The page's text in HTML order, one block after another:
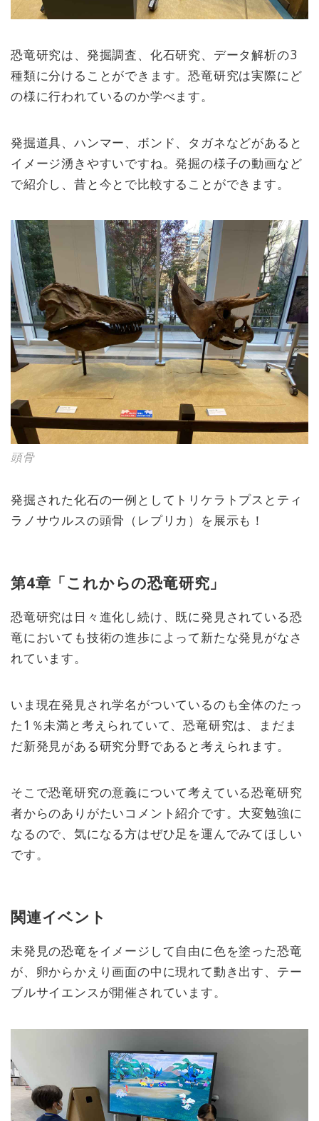
恐竜研究は、発掘調査、化石研究、データ解析の3
種類に分けることができます。恐竜研究は実際にど
の様に行われているのか学べます。
発掘道具、ハンマー、ボンド、タガネなどがあると
イメージ湧きやすいですね。発掘の様子の動画など
で紹介し、昔と今とで比較することができます。
頭骨
発掘された化石の一例としてトリケラトプスとティ
ラノサウルスの頭骨（レプリカ）を展示も！
第4章「これからの恐竜研究」
恐竜研究は日々進化し続け、既に発見されている恐
竜においても技術の進歩によって新たな発見がなさ
れています。
いま現在発見され学名がついているのも全体のたっ
た1％未満と考えられていて、恐竜研究は、まだま
だ新発見がある研究分野であると考えられます。
そこで恐竜研究の意義について考えている恐竜研究
者からのありがたいコメント紹介です。大変勉強に
なるので、気になる方はぜひ足を運んでみてほしい
です。
関連イベント
未発見の恐竜をイメージして自由に色を塗った恐竜
が、卵からかえり画面の中に現れて動き出す、テー
ブルサイエンスが開催されています。